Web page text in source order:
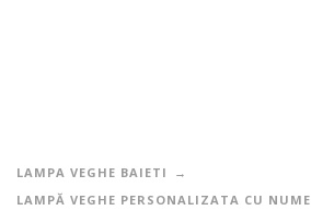
LAMPA VEGHE BAIETI
LAMPĂ VEGHE PERSONALIZATA CU NUME